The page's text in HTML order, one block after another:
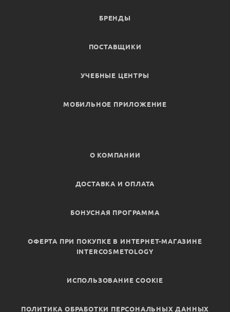
БРЕНДЫ
ПОСТАВЩИКИ
УЧЕБНЫЕ ЦЕНТРЫ
МОБИЛЬНОЕ ПРИЛОЖЕНИЕ
О КОМПАНИИ
ДОСТАВКА И ОПЛАТА
БОНУСНАЯ ПРОГРАММА
ОФЕРТА ПРИ ПОКУПКЕ В ИНТЕРНЕТ-МАГАЗИНЕ
INTERCOSMETOLOGY
ИСПОЛЬЗОВАНИЕ COOKIE
ПОЛИТИКА ОБРАБОТКИ ПЕРСОНАЛЬНЫХ ДАННЫХ